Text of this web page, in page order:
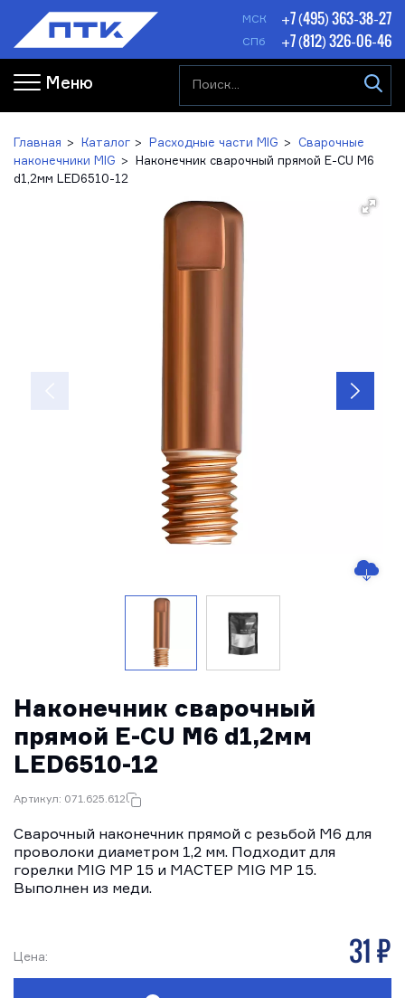
МСК +7 (495) 363-38-27
СПб +7 (812) 326-06-46
Меню
Главная Каталог Расходные части MIG
Сварочные
наконечники MIG
Наконечник сварочный прямой E-CU М6
d1,2мм LED6510-12
Наконечник сварочный
прямой E-CU М6 d1,2мм
LED6510-12
Артикул: 071.625.612
Сварочный наконечник прямой с резьбой М6 для
проволоки диаметром 1,2 мм. Подходит для
горелки MIG MP 15 и МАСТЕР MIG MP 15.
Выполнен из меди.
Цена: 31 р